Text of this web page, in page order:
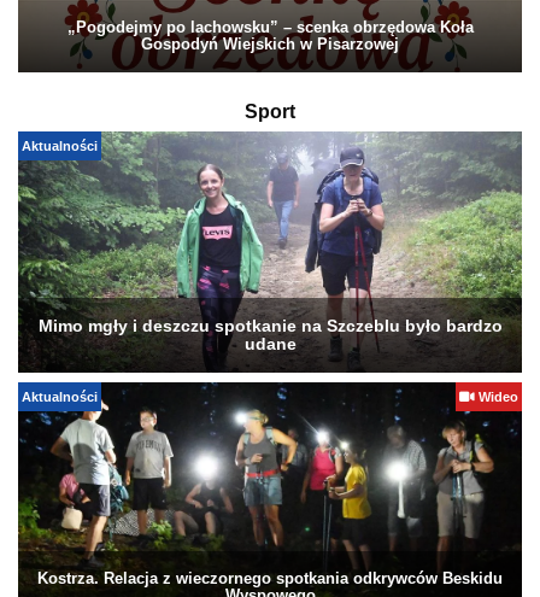
„Pogodejmy po lachowsku” – scenka obrzędowa Koła
Gospodyń Wiejskich w Pisarzowej
Sport
Aktualności
Mimo mgły i deszczu spotkanie na Szczeblu było bardzo
udane
Aktualności Wideo
Kostrza. Relacja z wieczornego spotkania odkrywców Beskidu